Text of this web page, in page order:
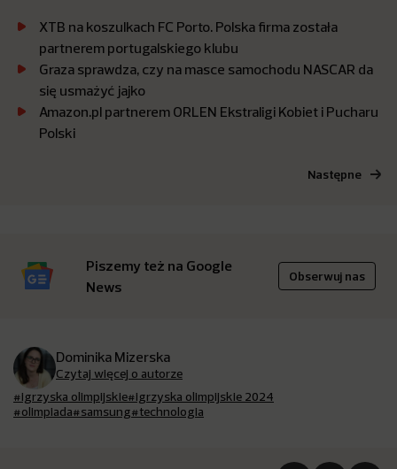
XTB na koszulkach FC Porto. Polska firma została
partnerem portugalskiego klubu
Graza sprawdza, czy na masce samochodu NASCAR da
się usmażyć jajko
Amazon.pl partnerem ORLEN Ekstraligi Kobiet i Pucharu
Polski
Następne
Piszemy też na Google
News
Obserwuj nas
Dominika Mizerska
Czytaj więcej o autorze
#igrzyska olimpijskie#igrzyska olimpijskie 2024
#olimpiada#samsung#technologia